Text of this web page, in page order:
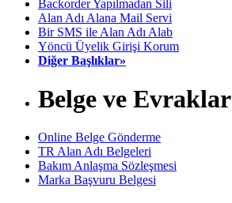
Backorder Yapılmadan Sili
Alan Adı Alana Mail Servi
Bir SMS ile Alan Adı Alab
Yöncü Üyelik Girişi Korum
Diğer Başlıklar»
Belge ve Evraklar
Online Belge Gönderme
TR Alan Adı Belgeleri
Bakım Anlaşma Sözleşmesi
Marka Başvuru Belgesi